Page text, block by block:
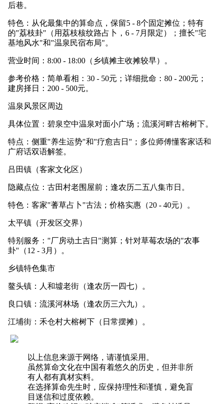
后巷。
特色：从化最集中的算命点，保留5 - 8个固定摊位；特有
的"荔枝卦"（用荔枝核纹路占卜，6 - 7月限定）；擅长"宅
基地风水"和"温泉民宿布局"。
营业时间：8:00 - 18:00（乡镇摊主收摊较早）。
参考价格：简单看相：30 - 50元；详细批命：80 - 200元；
建房择日：200 - 500元。
温泉风景区周边
具体位置：碧泉空中温泉对面小广场；流溪河畔古榕树下。
特点：侧重"养生运势"和"疗愈吉日"；多位师傅懂客家话和
广府话双语解签。
吕田镇（客家文化区）
隐藏点位：古田村老围屋前；逢农历二五八集市日。
特色：客家"蓍草占卜"古法；价格实惠（20 - 40元）。
太平镇（开发区交界）
特别服务："厂房动土吉日"测算；针对草莓农场的"农事
卦"（12 - 3月）。
乡镇特色集市
鳌头镇：人和墟老街（逢农历一四七）。
良口镇：流溪河林场（逢农历三六九）。
江埔街：禾仓村大榕树下（日常摆摊）。
以上信息来源于网络，请谨慎采用。
虽然算命文化在中国有着悠久的历史，但并非所
有人都有真材实料。
在选择算命先生时，应保持理性和谨慎，避免盲
目迷信和过度依赖。